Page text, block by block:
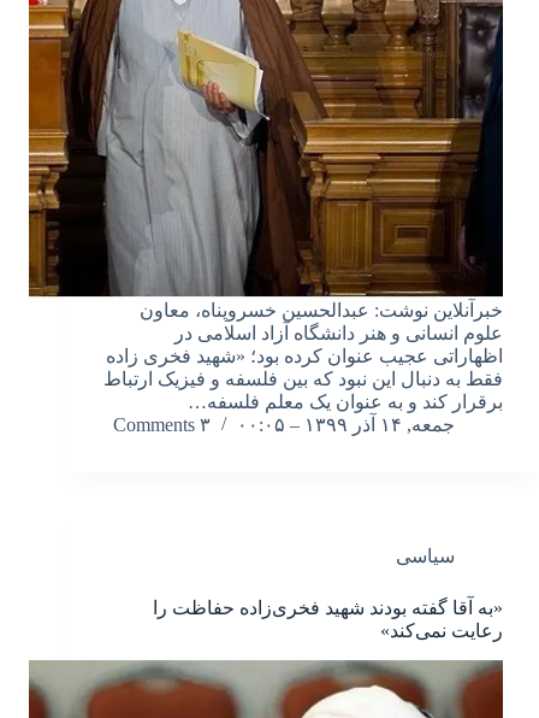
خبرآنلاین نوشت: عبدالحسین خسروپناه، معاون
علوم انسانی و هنر دانشگاه آزاد اسلامی در
اظهاراتی عجیب عنوان کرده بود؛ «شهید فخری زاده
فقط به دنبال این نبود که بین فلسفه و فیزیک ارتباط
برقرار کند و به عنوان یک معلم فلسفه…
جمعه, ۱۴ آذر ۱۳۹۹ – ۰۰:۰۵
۳ Comments
سیاسی
«به آقا گفته بودند شهید فخری‌زاده حفاظت را
رعایت نمی‌کند»